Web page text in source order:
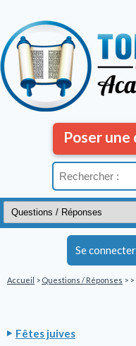
Se connecter
Poser une
Accueil > Questions / Réponses > >
Fêtes juives